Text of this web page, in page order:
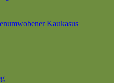
Kaukasus